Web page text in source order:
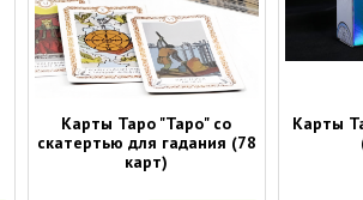
Карты Таро "Таро" со
скатертью для гадания (78
карт)
Карты